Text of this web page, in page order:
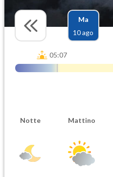
Ma
10 ago
05:07
Notte Mattino